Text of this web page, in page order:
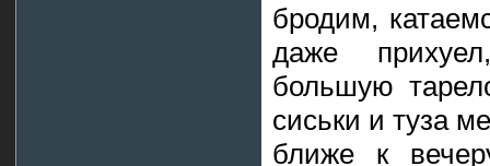
бродим,
даже
большую
сиськи и туза
ближе к